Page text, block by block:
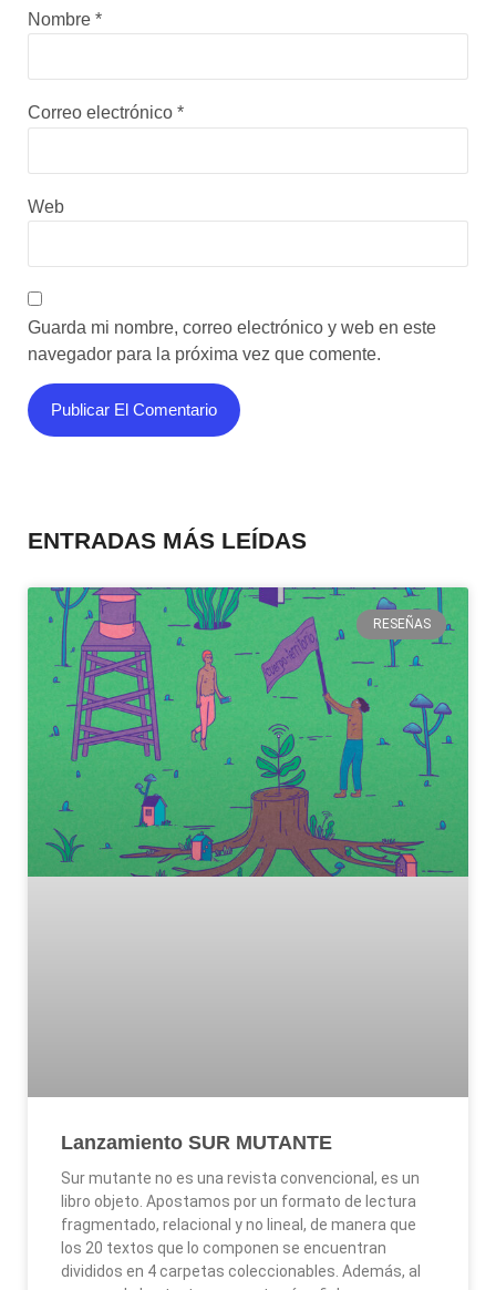
Nombre *
Correo electrónico *
Web
Guarda mi nombre, correo electrónico y web en este
navegador para la próxima vez que comente.
ENTRADAS MÁS LEÍDAS
RESEÑAS
Lanzamiento SUR MUTANTE
Sur mutante no es una revista convencional, es un
libro objeto. Apostamos por un formato de lectura
fragmentado, relacional y no lineal, de manera que
los 20 textos que lo componen se encuentran
divididos en 4 carpetas coleccionables. Además, al